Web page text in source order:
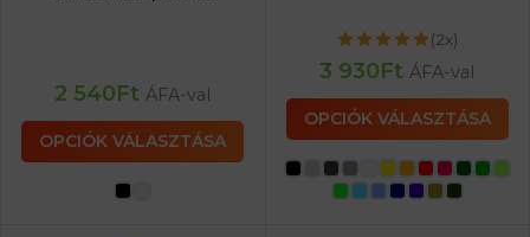
2 540Ft ÁFA-val
OPCIÓK VÁLASZTÁSA
(2x)
3 930Ft ÁFA-val
OPCIÓK VÁLASZTÁSA